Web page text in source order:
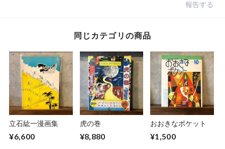
報告する
同じカテゴリの商品
立石紘一漫画集
¥6,600
虎の巻
¥8,880
おおきなポケット
¥1,500